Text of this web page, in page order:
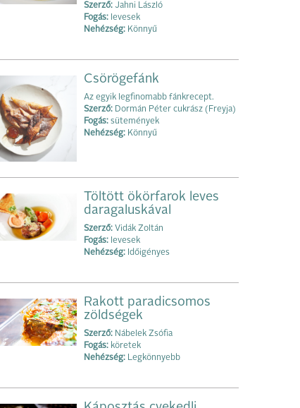
Szerző: Jahni László
Fogás: levesek
Nehézség: Könnyű
Csörögefánk
Az egyik legfinomabb fánkrecept.
Szerző: Dormán Péter cukrász (Freyja)
Fogás: sütemények
Nehézség: Könnyű
Töltött ökörfarok leves
daragaluskával
Szerző: Vidák Zoltán
Fogás: levesek
Nehézség: Időigényes
Rakott paradicsomos
zöldségek
Szerző: Nábelek Zsófia
Fogás: köretek
Nehézség: Legkönnyebb